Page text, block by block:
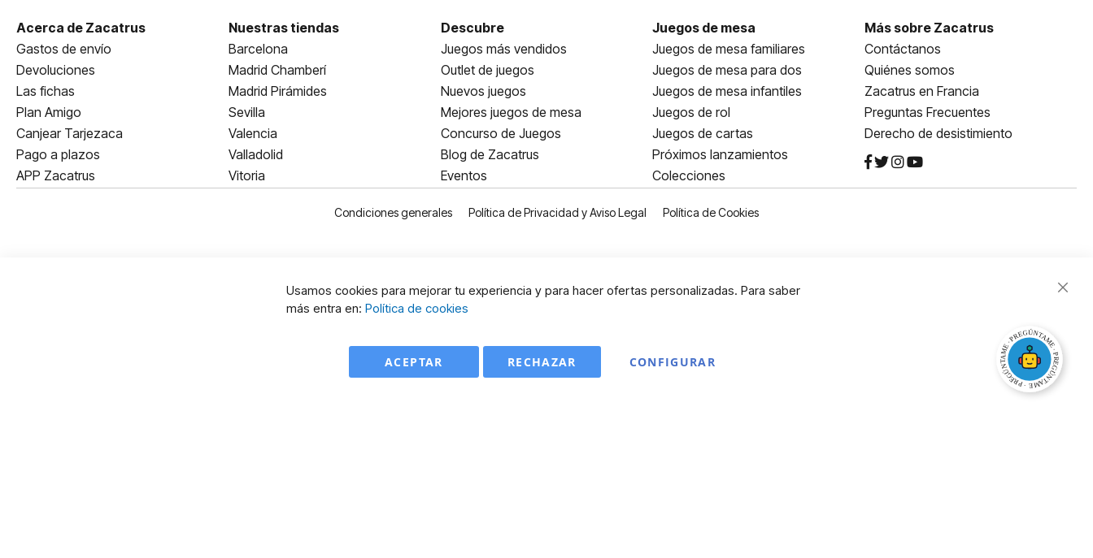
Acerca de Zacatrus
Gastos de envío
Devoluciones
Las fichas
Plan Amigo
Canjear Tarjezaca
Pago a plazos
APP Zacatrus
Nuestras tiendas
Barcelona
Madrid Chamberí
Madrid Pirámides
Sevilla
Valencia
Valladolid
Vitoria
Descubre
Juegos más vendidos
Outlet de juegos
Nuevos juegos
Mejores juegos de mesa
Concurso de Juegos
Blog de Zacatrus
Eventos
Juegos de mesa
Juegos de mesa familiares
Juegos de mesa para dos
Juegos de mesa infantiles
Juegos de rol
Juegos de cartas
Próximos lanzamientos
Colecciones
Más sobre Zacatrus
Contáctanos
Quiénes somos
Zacatrus en Francia
Preguntas Frecuentes
Derecho de desistimiento
Condiciones generales Política de Privacidad y Aviso Legal Política de Cookies
Usamos cookies para mejorar tu experiencia y para hacer ofertas personalizadas. Para saber
más entra en: Política de cookies
ACEPTAR CONFIGURAR
RECHAZAR